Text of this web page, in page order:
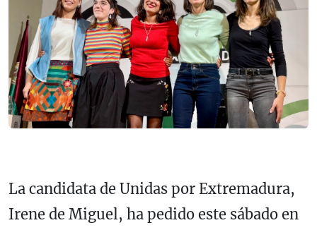
La candidata de Unidas por Extremadura,
Irene de Miguel, ha pedido este sábado en